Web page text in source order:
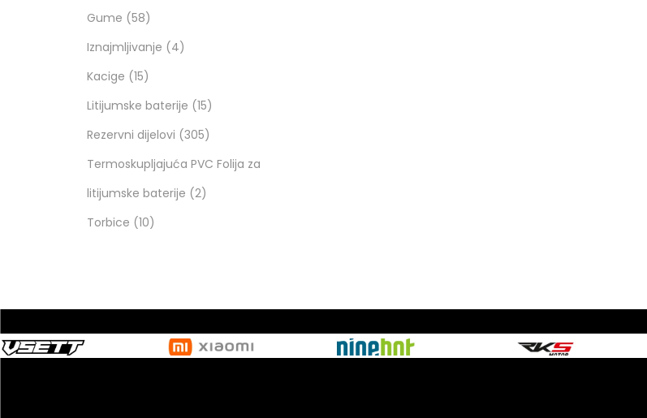
Gume 58
Iznajmljivanje
4
Kacige 15
Litijumske baterije 15
Rezervni dijelovi 305
Termoskupljajuća PVC Folija za
litijumske baterije 2
Torbice 10